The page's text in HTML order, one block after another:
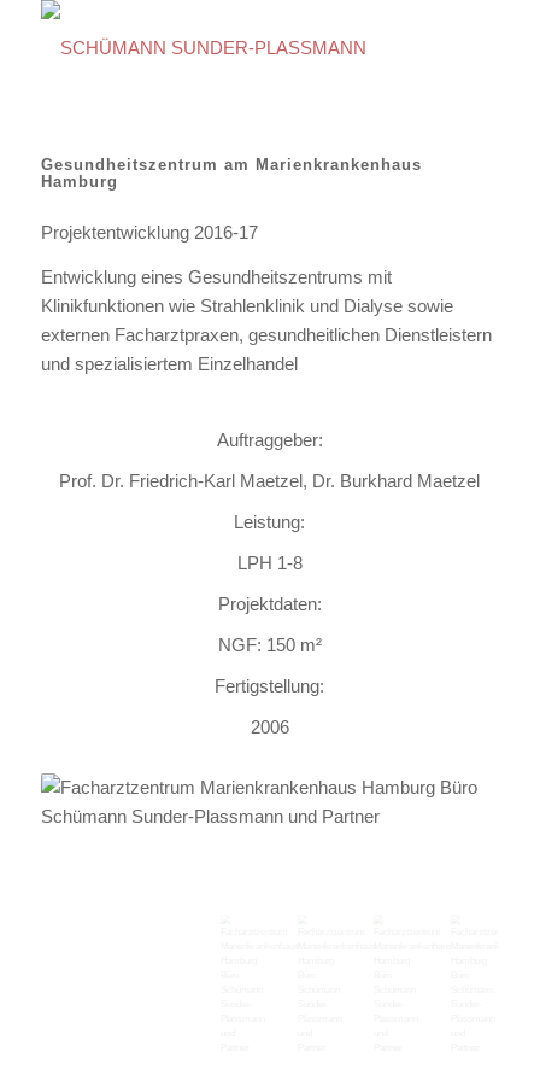
Gesundheitszentrum am Marienkrankenhaus
Hamburg
Projektentwicklung 2016-17
Entwicklung eines Gesundheitszentrums mit
Klinikfunktionen wie Strahlenklinik und Dialyse sowie
externen Facharztpraxen, gesundheitlichen Dienstleistern
und spezialisiertem Einzelhandel
Auftraggeber:
Prof. Dr. Friedrich-Karl Maetzel, Dr. Burkhard Maetzel
Leistung:
LPH 1-8
Projektdaten:
NGF: 150 m²
Fertigstellung:
2006